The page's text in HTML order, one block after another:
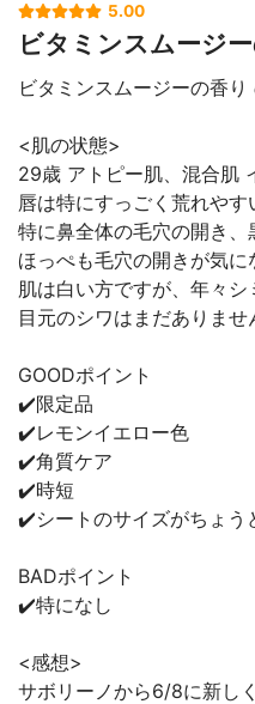
5.00
ビタミンスムージ
ビタミンスムージーの香
<肌の状態>
29歳 アトピー肌、混合肌
唇は特にすっごく荒れやす
特に鼻全体の毛穴の開き、
ほっぺも毛穴の開きが気に
肌は白い方ですが、年々シ
目元のシワはまだありませ
GOODポイント
✔️限定品
✔️レモンイエロー色
✔️角質ケア
✔️時短
✔️シートのサイズがちょう
BADポイント
✔️特になし
<感想>
サボリーノから6/8に新し